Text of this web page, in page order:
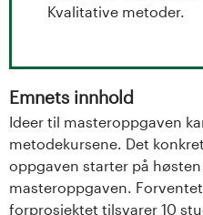
v
e
r
Kvalitative metoder.
Emnets innhold
Ideer til masteroppgaven
metodekursene. Det
oppgaven starter på
masteroppgaven.
forprosjektet tilsvarer 10